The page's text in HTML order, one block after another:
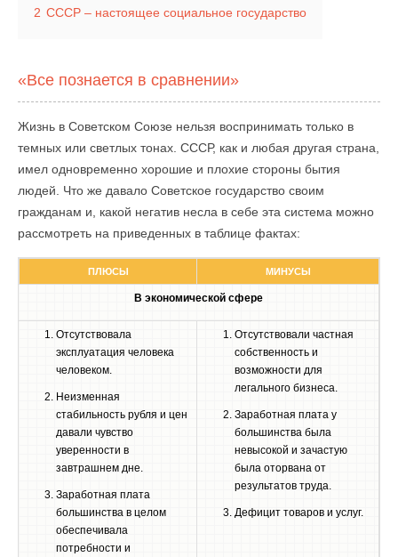
2 СССР – настоящее социальное государство
«Все познается в сравнении»
Жизнь в Советском Союзе нельзя воспринимать только в
темных или светлых тонах. СССР, как и любая другая страна,
имел одновременно хорошие и плохие стороны бытия
людей. Что же давало Советское государство своим
гражданам и, какой негатив несла в себе эта система можно
рассмотреть на приведенных в таблице фактах:
ПЛЮСЫ МИНУСЫ
В экономической сфере
Отсутствовала
эксплуатация человека
человеком.
Неизменная
стабильность рубля и цен
давали чувство
уверенности в
завтрашнем дне.
Заработная плата
большинства в целом
обеспечивала
потребности и
Отсутствовали частная
собственность и
возможности для
легального бизнеса.
Заработная плата у
большинства была
невысокой и зачастую
была оторвана от
результатов труда.
Дефицит товаров и услуг.